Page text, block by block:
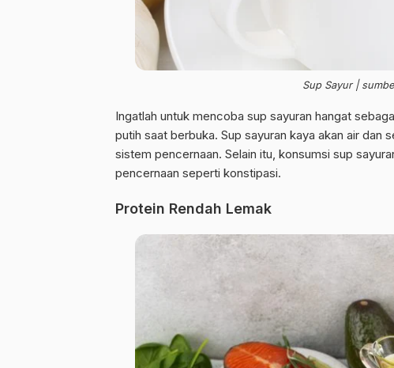
Sup Sayur |
Ingatlah untuk mencoba sup sayuran hangat
putih saat berbuka. Sup sayuran kaya akan air dan
sistem pencernaan. Selain itu, konsumsi sup
pencernaan seperti konstipasi.
Protein Rendah Lemak